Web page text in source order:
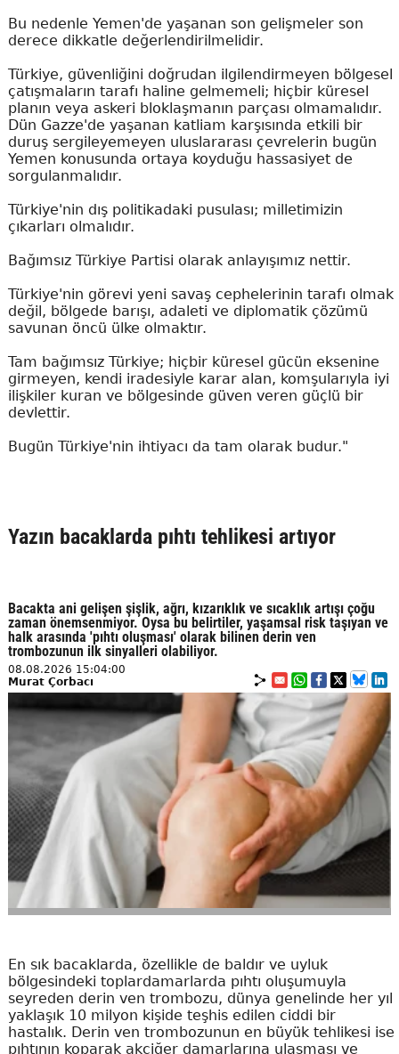
Bu nedenle Yemen'de yaşanan son gelişmeler son
derece dikkatle değerlendirilmelidir.
Türkiye, güvenliğini doğrudan ilgilendirmeyen bölgesel
çatışmaların tarafı haline gelmemeli; hiçbir küresel
planın veya askeri bloklaşmanın parçası olmamalıdır.
Dün Gazze'de yaşanan katliam karşısında etkili bir
duruş sergileyemeyen uluslararası çevrelerin bugün
Yemen konusunda ortaya koyduğu hassasiyet de
sorgulanmalıdır.
Türkiye'nin dış politikadaki pusulası; milletimizin
çıkarları olmalıdır.
Bağımsız Türkiye Partisi olarak anlayışımız nettir.
Türkiye'nin görevi yeni savaş cephelerinin tarafı olmak
değil, bölgede barışı, adaleti ve diplomatik çözümü
savunan öncü ülke olmaktır.
Tam bağımsız Türkiye; hiçbir küresel gücün eksenine
girmeyen, kendi iradesiyle karar alan, komşularıyla iyi
ilişkiler kuran ve bölgesinde güven veren güçlü bir
devlettir.
Bugün Türkiye'nin ihtiyacı da tam olarak budur."
Yazın bacaklarda pıhtı tehlikesi artıyor
Bacakta ani gelişen şişlik, ağrı, kızarıklık ve sıcaklık artışı çoğu
zaman önemsenmiyor. Oysa bu belirtiler, yaşamsal risk taşıyan ve
halk arasında 'pıhtı oluşması' olarak bilinen derin ven
trombozunun ilk sinyalleri olabiliyor.
08.08.2026 15:04:00
Murat Çorbacı
En sık bacaklarda, özellikle de baldır ve uyluk
bölgesindeki toplardamarlarda pıhtı oluşumuyla
seyreden derin ven trombozu, dünya genelinde her yıl
yaklaşık 10 milyon kişide teşhis edilen ciddi bir
hastalık. Derin ven trombozunun en büyük tehlikesi ise
pıhtının koparak akciğer damarlarına ulaşması ve